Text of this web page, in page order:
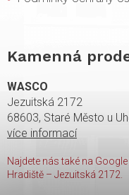
Kamenná
WASCO
Jezuitská 2172
68603, Staré Město u
více informací
Najdete nás také na
Hradiště – Jezuitská 2172.